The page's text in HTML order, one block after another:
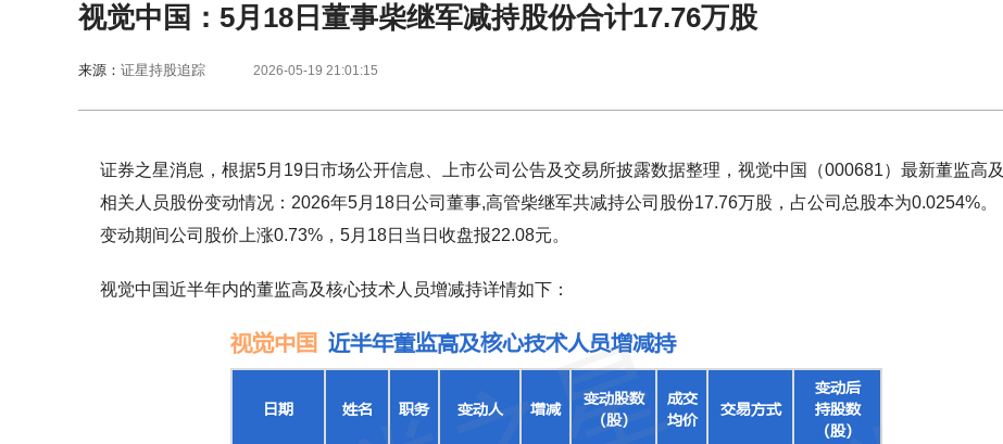
视觉中国：5月18日董事柴继军减持股份合计17.76万股
来源： 证星持股追踪 2026-05-19 21:01:15
证券之星消息，根据5月19日市场公开信息、上市公司公告及交易所披露数据整理，视觉中国（000681）最新董监高及
相关人员股份变动情况：2026年5月18日公司董事,高管柴继军共减持公司股份17.76万股，占公司总股本为0.0254%。
变动期间公司股价上涨0.73%，5月18日当日收盘报22.08元。
视觉中国近半年内的董监高及核心技术人员增减持详情如下：